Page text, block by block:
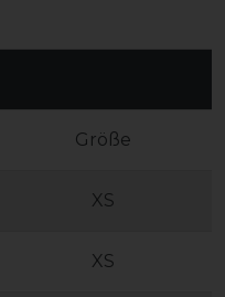
Größe
XS
XS